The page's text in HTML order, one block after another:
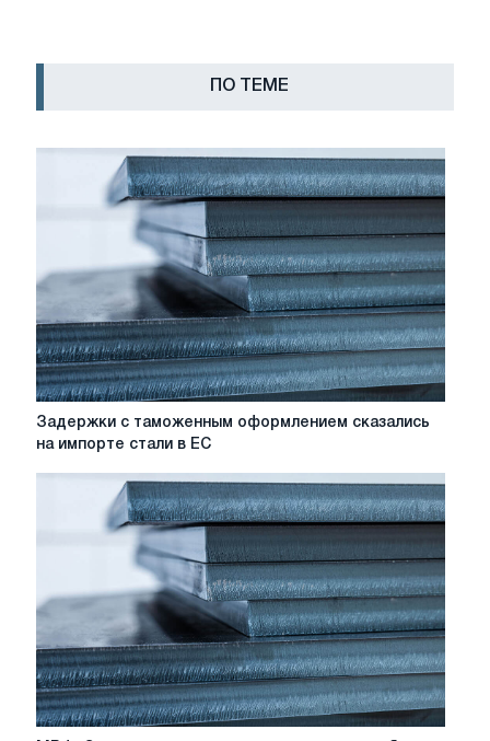
ПО ТЕМЕ
Задержки
оформлением
сказались
в
ЕС
Задержки с таможенным оформлением сказались
на импорте стали в ЕС